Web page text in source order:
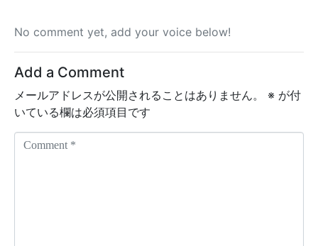
No comment yet, add your voice below!
Add a Comment
メールアドレスが公開されることはありません。 ※ が付
いている欄は必須項目です